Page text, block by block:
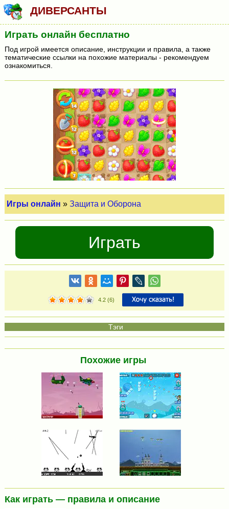
ДИВЕРСАНТЫ
Играть онлайн бесплатно
Под игрой имеется описание, инструкции и правила, а также
тематические ссылки на похожие материалы - рекомендуем
ознакомиться.
Игры онлайн »Защита и Оборона
Играть
4.2(6)
Похожие игры
Как играть — правила и описание